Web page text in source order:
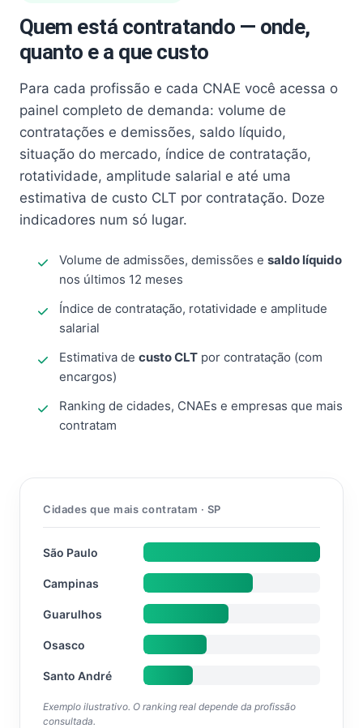
Quem está contratando — onde,
quanto e a que custo
Para cada profissão e cada CNAE você acessa o
painel completo de demanda: volume de
contratações e demissões, saldo líquido,
situação do mercado, índice de contratação,
rotatividade, amplitude salarial e até uma
estimativa de custo CLT por contratação. Doze
indicadores num só lugar.
Volume de admissões, demissões e saldo líquido
nos últimos 12 meses
Índice de contratação, rotatividade e amplitude
salarial
Estimativa de custo CLT por contratação (com
encargos)
Ranking de cidades, CNAEs e empresas que mais
contratam
Cidades que mais contratam · SP
São Paulo
Campinas
Guarulhos
Osasco
Santo André
Exemplo ilustrativo. O ranking real depende da profissão
consultada.